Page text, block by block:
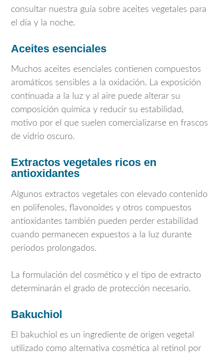
consultar nuestra guía sobre aceites vegetales para
el día y la noche.
Aceites esenciales
Muchos aceites esenciales contienen compuestos
aromáticos sensibles a la oxidación. La exposición
continuada a la luz y al aire puede alterar su
composición química y reducir su estabilidad,
motivo por el que suelen comercializarse en frascos
de vidrio oscuro.
Extractos vegetales ricos en
antioxidantes
Algunos extractos vegetales con elevado contenido
en polifenoles, flavonoides y otros compuestos
antioxidantes también pueden perder estabilidad
cuando permanecen expuestos a la luz durante
periodos prolongados.
La formulación del cosmético y el tipo de extracto
determinarán el grado de protección necesario.
Bakuchiol
El bakuchiol es un ingrediente de origen vegetal
utilizado como alternativa cosmética al retinol por